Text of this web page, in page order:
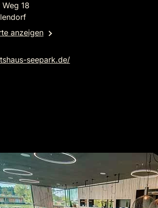
18
anzeigen
seepark.de/